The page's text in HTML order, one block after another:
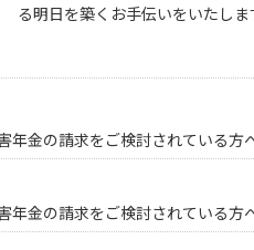
る明日を築くお手伝いをいたしま
年金の請求をご検討されている方
年金の請求をご検討されている方